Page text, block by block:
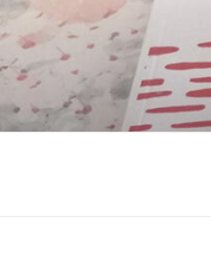
Aller
au
contenu
principal